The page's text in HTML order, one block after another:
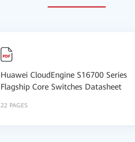
Huawei CloudEngine S16700 Series
Flagship Core Switches Datasheet
22 PAGES